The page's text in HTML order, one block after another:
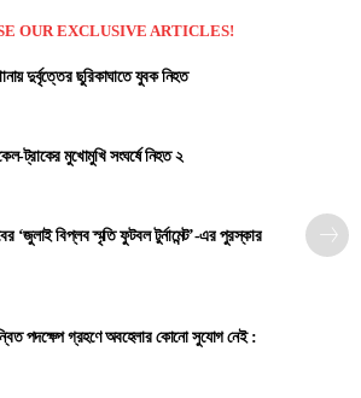
OUR EXCLUSIVE ARTICLES!
দুর্বৃত্তের ছুরিকাঘাতে যুবক নিহত
ট্রাকের মুখোমুখি সংঘর্ষে নিহত ২
‘জুলাই বিপ্লব স্মৃতি ফুটবল টুর্নামেন্ট’-এর পুরস্কার
পদক্ষেপ গ্রহণে অবহেলার কোনো সুযোগ নেই :